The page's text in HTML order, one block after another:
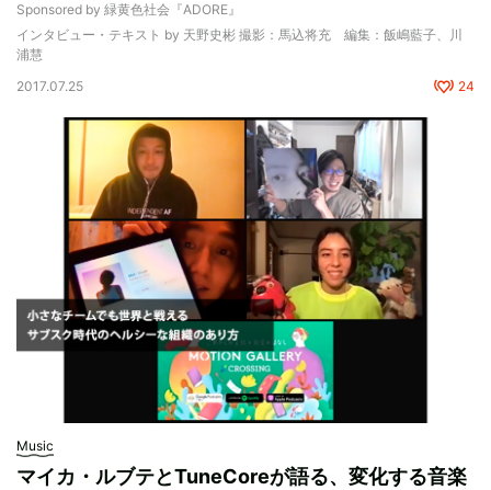
Sponsored by 緑黄色社会『ADORE』
インタビュー・テキスト by 天野史彬 撮影：馬込将充 編集：飯嶋藍子、川
浦慧
2017.07.25
24
Music
マイカ・ルブテとTuneCoreが語る、変化する音楽